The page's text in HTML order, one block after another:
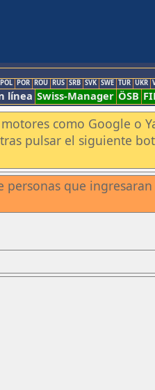
POL POR ROU RUS SRB SVK SWE TUR UKR
línea Swiss-Manager ÖSB
como Google o
pulsar el siguiente
personas que ingresaran